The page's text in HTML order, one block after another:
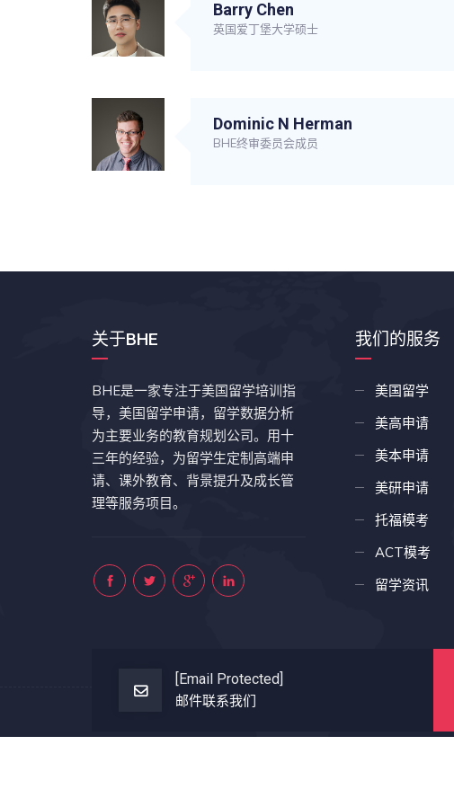
Barry Chen
英国爱丁堡大学硕士
Dominic N Herman
BHE终审委员会成员
关于BHE
BHE是一家专注于美国留学培训指
导，美国留学申请，留学数据分析
为主要业务的教育规划公司。用十
三年的经验，为留学生定制高端申
请、课外教育、背景提升及成长管
理等服务项目。
我们的服务
美国留学
美高申请
美本申请
美研申请
托福模考
ACT模考
留学资讯
[email Protected]
邮件联系我们